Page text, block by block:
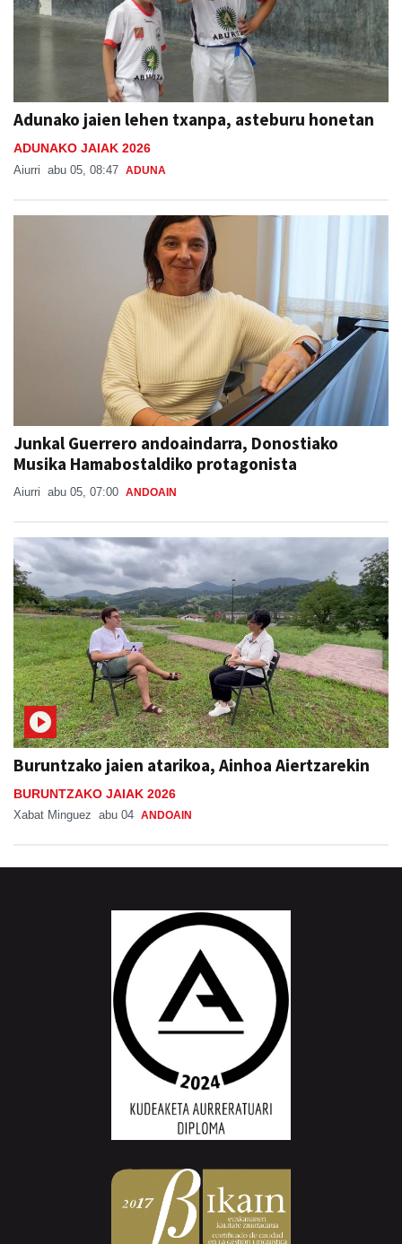
Adunako jaien lehen txanpa, asteburu honetan
ADUNAKO JAIAK 2026
Aiurri abu 05, 08:47 ADUNA
Junkal Guerrero andoaindarra, Donostiako
Musika Hamabostaldiko protagonista
Aiurri abu 05, 07:00 ANDOAIN
Buruntzako jaien atarikoa, Ainhoa Aiertzarekin
BURUNTZAKO JAIAK 2026
Xabat Minguez abu 04 ANDOAIN